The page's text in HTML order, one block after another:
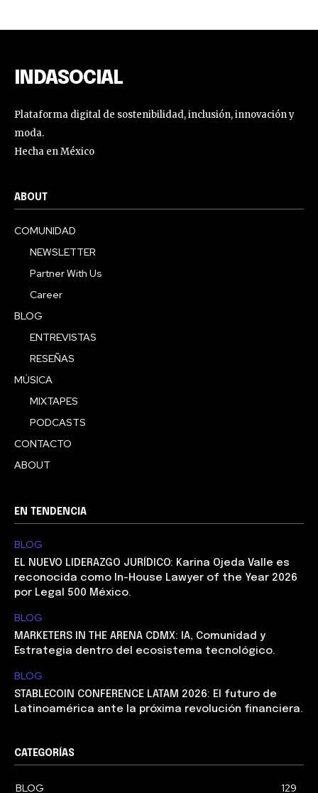
INDASOCIAL
Plataforma digital de sostenibilidad, inclusión, innovación y
moda.
Hecha en México
ABOUT
COMUNIDAD
NEWSLETTER
Partner With Us
Career
BLOG
ENTREVISTAS
RESEÑAS
MÚSICA
MIXTAPES
PODCASTS
CONTACTO
ABOUT
EN TENDENCIA
BLOG
EL NUEVO LIDERAZGO JURÍDICO: Karina Ojeda Valle es
reconocida como In-House Lawyer of the Year 2026
por Legal 500 México.
BLOG
MARKETERS IN THE ARENA CDMX: IA, Comunidad y
Estrategia dentro del ecosistema tecnológico.
BLOG
STABLECOIN CONFERENCE LATAM 2026: El futuro de
Latinoamérica ante la próxima revolución financiera.
CATEGORÍAS
BLOG 129